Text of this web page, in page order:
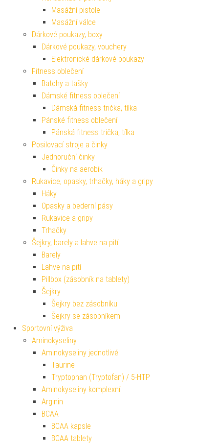
Masážní pistole
Masážní válce
Dárkové poukazy, boxy
Dárkové poukazy, vouchery
Elektronické dárkové poukazy
Fitness oblečení
Batohy a tašky
Dámské fitness oblečení
Dámská fitness trička, tílka
Pánské fitness oblečení
Pánská fitness trička, tílka
Posilovací stroje a činky
Jednoruční činky
Činky na aerobik
Rukavice, opasky, trhačky, háky a gripy
Háky
Opasky a bederní pásy
Rukavice a gripy
Trhačky
Šejkry, barely a lahve na pití
Barely
Lahve na pití
Pillbox (zásobník na tablety)
Šejkry
Šejkry bez zásobníku
Šejkry se zásobníkem
Sportovní výživa
Aminokyseliny
Aminokyseliny jednotlivé
Taurine
Tryptophan (Tryptofan) / 5-HTP
Aminokyseliny komplexní
Arginin
BCAA
BCAA kapsle
BCAA tablety